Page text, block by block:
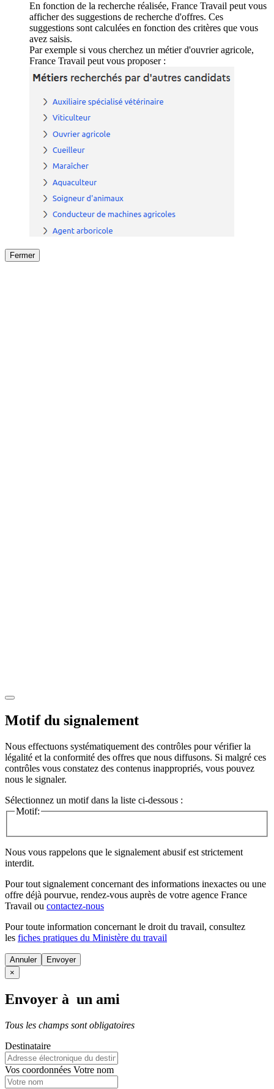
En fonction de la recherche réalisée, France Travail peut vous
afficher des suggestions de recherche d'offres. Ces
suggestions sont calculées en fonction des critères que vous
avez saisis.
Par exemple si vous cherchez un métier d'ouvrier agricole,
France Travail peut vous proposer :
Fermer
Motif du signalement
Nous effectuons systématiquement des contrôles pour vérifier la
légalité et la conformité des offres que nous diffusons. Si malgré ces
contrôles vous constatez des contenus inappropriés, vous pouvez
nous le signaler.
Sélectionnez un motif dans la liste ci-dessous :
Motif:
Nous vous rappelons que le signalement abusif est strictement
interdit.
Pour tout signalement concernant des informations inexactes ou une
offre déjà pourvue, rendez-vous auprès de votre agence France
Travail ou contactez-nous
Pour toute information concernant le droit du travail, consultez
les fiches pratiques du Ministère du travail
Annuler
×
Envoyer à un ami
Tous les champs sont obligatoires
Destinataire
Vos coordonnées Votre nom